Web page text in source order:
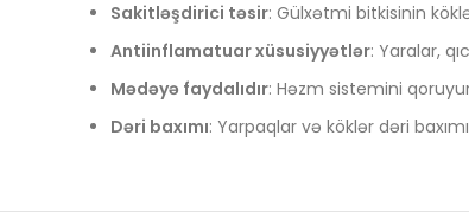
Sakitləşdirici təsir: Gülxətmi bitkisinin
Antiinflamatuar xüsusiyyətlər: Yaralar,
Mədəyə faydalıdır: Həzm sistemini
Dəri baxımı: Yarpaqlar və köklər dəri